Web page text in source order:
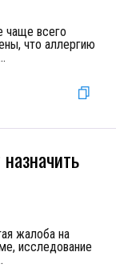
чаще всего
что аллергию
жалоба на
исследование